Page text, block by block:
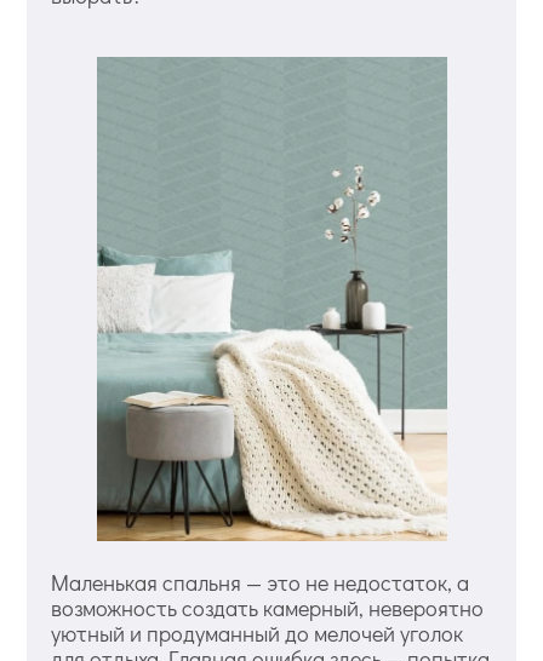
Маленькая спальня — это не недостаток, а
возможность создать камерный, невероятно
уютный и продуманный до мелочей уголок